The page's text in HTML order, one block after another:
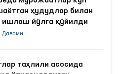
ҳудудлар билан
ишлаш йўлга қўйилди
Давоми
таҳлили асосида